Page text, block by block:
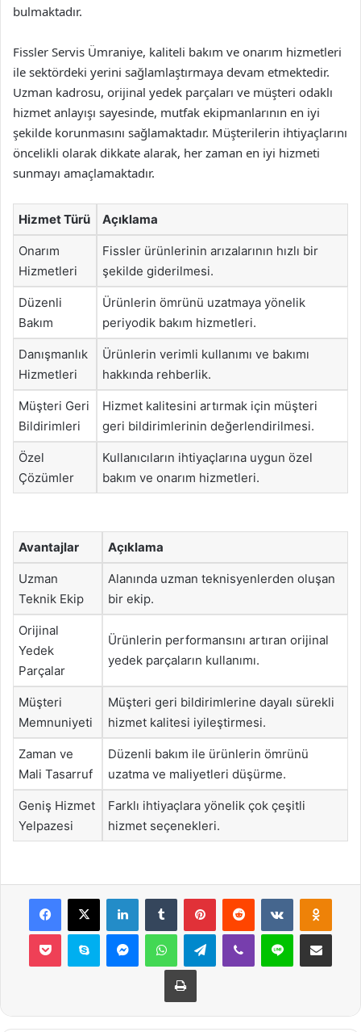
bulmaktadır.
Fissler Servis Ümraniye, kaliteli bakım ve onarım hizmetleri
ile sektördeki yerini sağlamlaştırmaya devam etmektedir.
Uzman kadrosu, orijinal yedek parçaları ve müşteri odaklı
hizmet anlayışı sayesinde, mutfak ekipmanlarının en iyi
şekilde korunmasını sağlamaktadır. Müşterilerin ihtiyaçlarını
öncelikli olarak dikkate alarak, her zaman en iyi hizmeti
sunmayı amaçlamaktadır.
Hizmet Türü Açıklama
Onarım
Hizmetleri
Fissler ürünlerinin arızalarının hızlı bir
şekilde giderilmesi.
Düzenli
Bakım
Ürünlerin ömrünü uzatmaya yönelik
periyodik bakım hizmetleri.
Danışmanlık
Hizmetleri
Ürünlerin verimli kullanımı ve bakımı
hakkında rehberlik.
Müşteri Geri
Bildirimleri
Hizmet kalitesini artırmak için müşteri
geri bildirimlerinin değerlendirilmesi.
Özel
Çözümler
Kullanıcıların ihtiyaçlarına uygun özel
bakım ve onarım hizmetleri.
Avantajlar Açıklama
Uzman
Teknik Ekip
Alanında uzman teknisyenlerden oluşan
bir ekip.
Orijinal
Yedek
Parçalar
Ürünlerin performansını artıran orijinal
yedek parçaların kullanımı.
Müşteri
Memnuniyeti
Müşteri geri bildirimlerine dayalı sürekli
hizmet kalitesi iyileştirmesi.
Zaman ve
Mali Tasarruf
Düzenli bakım ile ürünlerin ömrünü
uzatma ve maliyetleri düşürme.
Geniş Hizmet
Yelpazesi
Farklı ihtiyaçlara yönelik çok çeşitli
hizmet seçenekleri.
Facebook
X LinkedInTumblr PinterestReddit VKontakte
Pocket Skype MessengerWhatsAppTelegramViber Line E-Posta ile
Yazdır